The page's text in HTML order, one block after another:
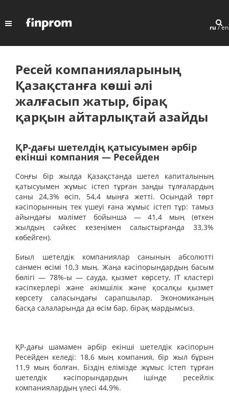
ru/en
Ресей компанияларының
Қазақстанға көші әлі
жалғасып жатыр, бірақ
қарқын айтарлықтай азайды
ҚР-дағы шетелдің қатысуымен әрбір
екінші компания — Ресейден
Соңғы бір жылда Қазақстанда шетел капиталының
қатысуымен жұмыс істеп тұрған заңды тұлғалардың
саны 24,3% өсіп, 54,4 мыңға жетті. Осындай төрт
кәсіпорынның тек үшеуі ғана жұмыс істеп тұр: тамыз
айындағы мәлімет бойынша — 41,4 мың (өткен
жылдың сәйкес кезеңімен салыстырғанда 33,3%
көбейген).
Биыл шетелдік компаниялар санының абсолютті
санмен өсімі 10,3 мың. Жаңа кәсіпорындардың басым
бөлігі — 78%-ы — сауда, қызмет көрсету, ІТ кластері
кәсіпкерлері және әкімшілік және қосалқы қызмет
көрсету саласындағы сарапшылар. Экономиканың
басқа салаларында да өсім бар, бірақ мардымсыз.
ҚР-дағы шамамен әрбір екінші шетелдік кәсіпорын
Ресейден келеді: 18,6 мың компания, бір жыл бұрын
11,9 мың болған. Біздің елімізде жұмыс істеп тұрған
шетелдік кәсіпорындардың ішінде ресейлік
компаниялардың үлесі 44,9%.